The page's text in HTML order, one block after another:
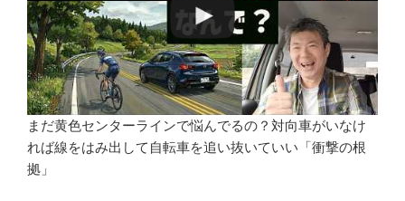
まだ黄色センターラインで悩んでるの？対向車がいなけ
れば線をはみ出して自転車を追い抜いていい「衝撃の根
拠」